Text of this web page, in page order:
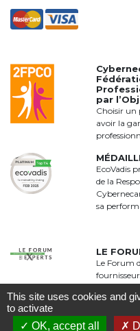
par
Choisir un
avoir la
EcoVadis
de la
sa
LE
Le Forum
qualitative
This site uses cookies and
to activate
OK, accept all